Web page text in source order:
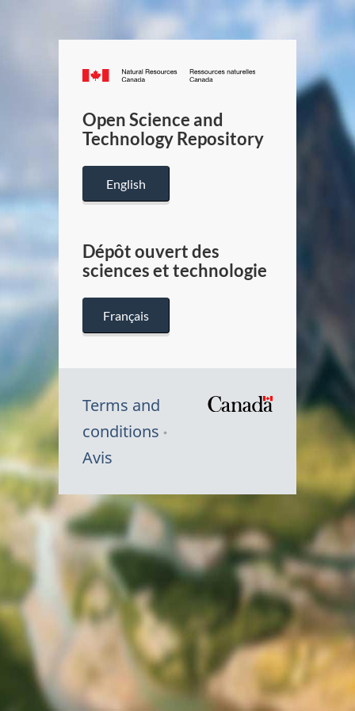
Canada.ca
/
Canada
Open Science and
Technology Repository
English
Dépôt ouvert des
sciences et technologie
Français
Terms and
conditions
Avis
Canada